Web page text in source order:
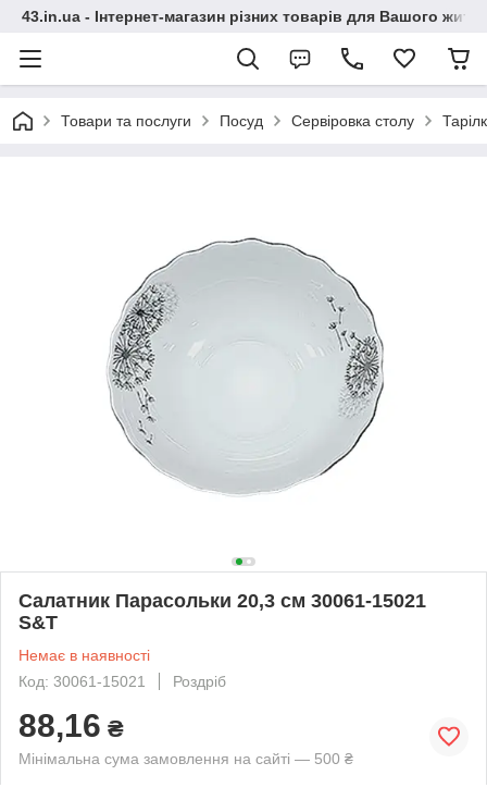
43.in.ua - Інтернет-магазин різних товарів для Вашого
Товари та послуги Посуд Сервіровка столу
Салатник Парасольки 20,3 см 30061-15021
S&T
Немає в наявності
Код: 30061-15021
Роздріб
88,16 ₴
Мінімальна сума замовлення на сайті — 500 ₴